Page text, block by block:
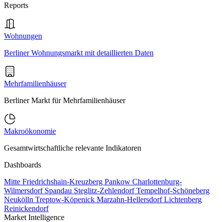
Reports
Wohnungen
Berliner Wohnungsmarkt mit detaillierten Daten
Mehrfamilienhäuser
Berliner Markt für Mehrfamilienhäuser
Makroökonomie
Gesamtwirtschaftliche relevante Indikatoren
Dashboards
Mitte Friedrichshain-Kreuzberg Pankow Charlottenburg-
Wilmersdorf Spandau Steglitz-ZehlendorfTempelhof-Schöneberg
Neukölln Treptow-Köpenick Marzahn-HellersdorfLichtenberg
Reinickendorf
Market Intelligence